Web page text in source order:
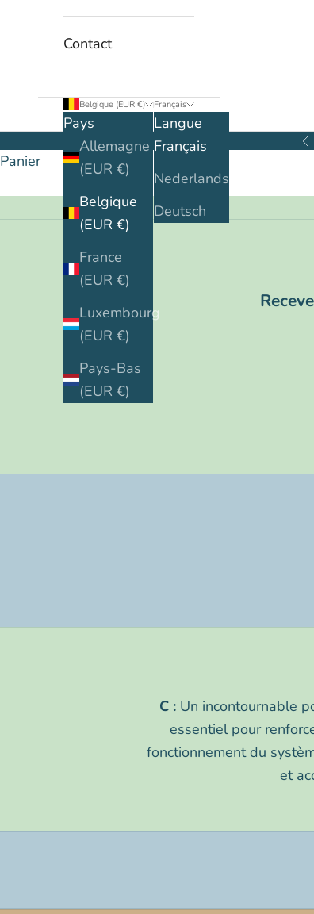
Contact
Belgique (EUR €)
Pays
Allemagne
(EUR €)
Belgique
(EUR €)
France
(EUR €)
Luxembourg
(EUR €)
Pays-Bas
(EUR €)
Français
Langue
Français
Nederlands
Deutsch
Panier
C :Un incontournable
essentiel pour
fonctionnement du
et